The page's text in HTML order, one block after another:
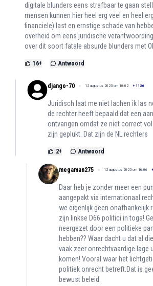
digitale blunders eens strafbaar te gaan
mensen kunnen hier heel erg veel en heel
financiele) last en ernstige schade van
overheid om eens juridische
over dit soort fatale absurde blunders met
16+ Antwoord
django-70 12 augustus 2025 om 10:02 + 1126
Juridisch laat me niet lachen ik las
de rechter heeft bepaald dat een
ontvangen omdat ze niet correct
zijn geplukt. Dat zijn de NL rechters
2+ Antwoord
megaman275 12 augustus 2025 om 16:06 +
Daar heb je zonder meer een
aangepakt via internationaal
we eigenlijk geen onafhankelijk
zijn linkse D66 politici in toga!
neergezet door een politieke
hebben?? Waar dacht u dat al
vaak zeer onrechtvaardige lage
komen! Vooral waar het
politiek onrecht betreft.Dat is
bewust beleid.